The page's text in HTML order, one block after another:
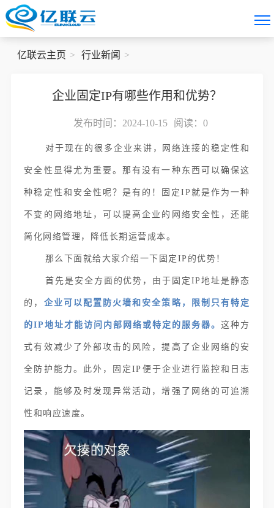
亿联云主页 行业新闻
企业固定IP有哪些作用和优势？
发布时间：2024-10-15 阅读： 0
对于现在的很多企业来讲，网络连接的稳定性和
安全性显得尤为重要。那有没有一种东西可以确保这
种稳定性和安全性呢？是有的！固定IP就是作为一种
不变的网络地址，可以提高企业的网络安全性，还能
简化网络管理，降低长期运营成本。
那么下面就给大家介绍一下固定IP的优势！
首先是安全方面的优势，由于固定IP地址是静态
的， 企业可以配置防火墙和安全策略，限制只有特定
的IP地址才能访问内部网络或特定的服务器。这种方
式有效减少了外部攻击的风险，提高了企业网络的安
全防护能力。此外，固定IP便于企业进行监控和日志
记录，能够及时发现异常活动，增强了网络的可追溯
性和响应速度。